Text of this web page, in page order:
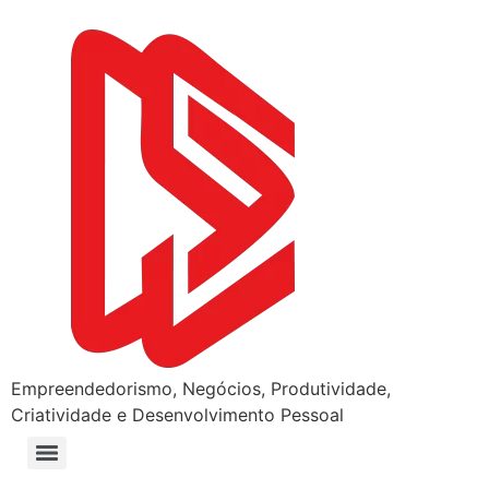
Empreendedorismo, Negócios, Produtividade,
Criatividade e Desenvolvimento Pessoal